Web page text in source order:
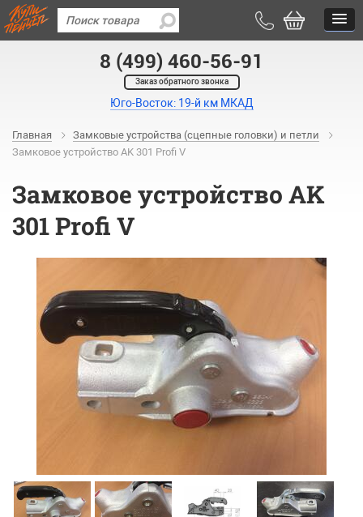
8 (499) 460-56-91
Заказ обратного звонка
Юго-Восток: 19-й км МКАД
Главная
Замковые устройства (сцепные головки) и петли
Замковое устройство AK 301 Profi V
Замковое устройство AK
301 Profi V